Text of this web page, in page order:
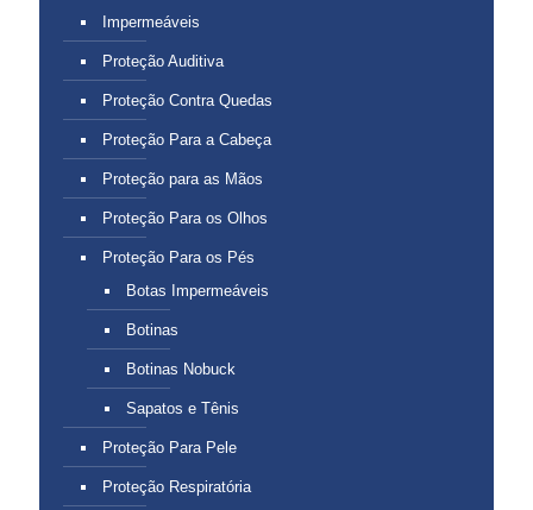
Impermeáveis
Proteção Auditiva
Proteção Contra Quedas
Proteção Para a Cabeça
Proteção para as Mãos
Proteção Para os Olhos
Proteção Para os Pés
Botas Impermeáveis
Botinas
Botinas Nobuck
Sapatos e Tênis
Proteção Para Pele
Proteção Respiratória